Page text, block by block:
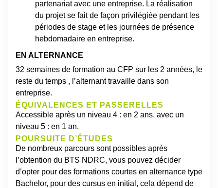
partenariat avec une entreprise. La réalisation
du projet se fait de façon privilégiée pendant les
périodes de stage et les journées de présence
hebdomadaire en entreprise.
EN ALTERNANCE
32 semaines de formation au CFP sur les 2 années, le
reste du temps , l’alternant travaille dans son
entreprise.
ÉQUIVALENCES ET PASSERELLES
Accessible après un niveau 4 : en 2 ans, avec un
niveau 5 : en 1 an.
POURSUITE D’ÉTUDES
De nombreux parcours sont possibles après
l’obtention du BTS NDRC, vous pouvez décider
d’opter pour des formations courtes en alternance type
Bachelor, pour des cursus en initial, cela dépend de